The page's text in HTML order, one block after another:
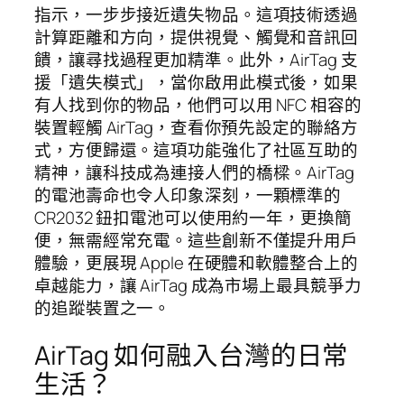
指示，一步步接近遺失物品。這項技術透過
計算距離和方向，提供視覺、觸覺和音訊回
饋，讓尋找過程更加精準。此外，AirTag 支
援「遺失模式」，當你啟用此模式後，如果
有人找到你的物品，他們可以用 NFC 相容的
裝置輕觸 AirTag，查看你預先設定的聯絡方
式，方便歸還。這項功能強化了社區互助的
精神，讓科技成為連接人們的橋樑。AirTag
的電池壽命也令人印象深刻，一顆標準的
CR2032 鈕扣電池可以使用約一年，更換簡
便，無需經常充電。這些創新不僅提升用戶
體驗，更展現 Apple 在硬體和軟體整合上的
卓越能力，讓 AirTag 成為市場上最具競爭力
的追蹤裝置之一。
AirTag 如何融入台灣的日常
生活？